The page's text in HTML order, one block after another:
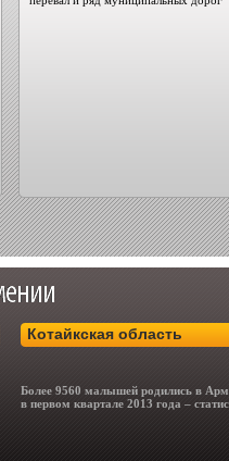
Котайкская область
Более 9560 малышей родились в
в первом квартале 2013 года –